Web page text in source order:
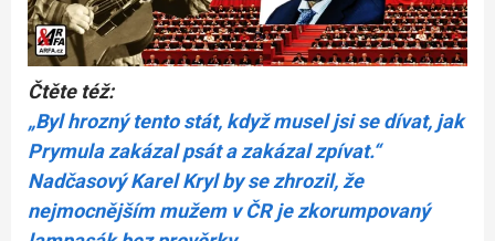
Čtěte též:
„Byl hrozný tento stát, když musel jsi se dívat, jak
Prymula zakázal psát a zakázal zpívat.“
Nadčasový Karel Kryl by se zhrozil, že
nejmocnějším mužem v ČR je zkorumpovaný